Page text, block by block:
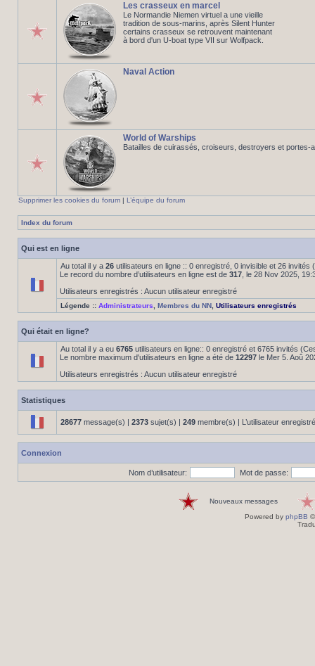
Les crasseux en marcel
Le Normandie Niemen virtuel a une vieille
tradition de sous-marins, après Silent Hunter
certains crasseux se retrouvent maintenant
à bord d'un U-boat type VII sur Wolfpack.
Naval Action
World of Warships
Batailles de cuirassés, croiseurs, destroyers et portes-
Supprimer les cookies du forum | L’équipe du forum
Index du forum
Qui est en ligne
Au total il y a 26 utilisateurs en ligne :: 0 enregistré, 0 invisible et 26
Le record du nombre d’utilisateurs en ligne est de 317 , le 28 Nov 2025,
Utilisateurs enregistrés : Aucun utilisateur enregistré
Légende :: Administrateurs Membres du NN Utilisateurs enregistrés
Qui était en ligne?
Au total il y a eu 6765 utilisateurs en ligne:: 0 enregistré et 6765 invités
Le nombre maximum d'utilisateurs en ligne a été de 12297 le Mer 5. Aoû
Utilisateurs enregistrés : Aucun utilisateur enregistré
Statistiques
28677 message(s) | 2373 sujet(s) | 249 membre(s) | L’utilisateur
Connexion
Nom d’utilisateur: Mot de passe:
Nouveaux messages
Powered by phpBB